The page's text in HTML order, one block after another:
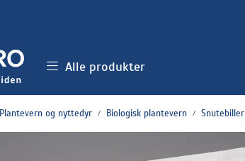
Alle produkter
Plantevern og nyttedyr Biologisk plantevern Snutebiller